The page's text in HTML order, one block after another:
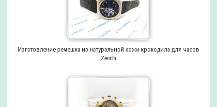
Изготовление ремешка из натуральной кожи крокодила для часов
Zenith